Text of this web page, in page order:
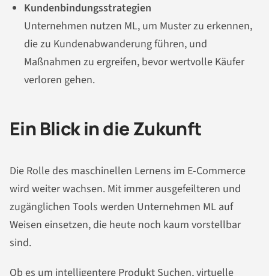
Kundenbindungsstrategien
Unternehmen nutzen ML, um Muster zu erkennen,
die zu Kundenabwanderung führen, und
Maßnahmen zu ergreifen, bevor wertvolle Käufer
verloren gehen.
Ein Blick in die Zukunft
Die Rolle des maschinellen Lernens im E-Commerce
wird weiter wachsen. Mit immer ausgefeilteren und
zugänglichen Tools werden Unternehmen ML auf
Weisen einsetzen, die heute noch kaum vorstellbar
sind.
Ob es um intelligentere Produkt Suchen, virtuelle